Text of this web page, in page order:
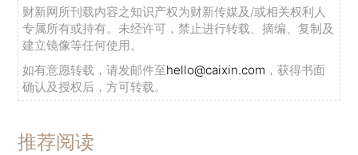
财新网所刊载内容之知识产权为财新传媒及/或相关权利人
专属所有或持有。未经许可，禁止进行转载、摘编、复制及
建立镜像等任何使用。
如有意愿转载，请发邮件至hello@caixin.com ，获得书面
确认及授权后，方可转载。
推荐阅读